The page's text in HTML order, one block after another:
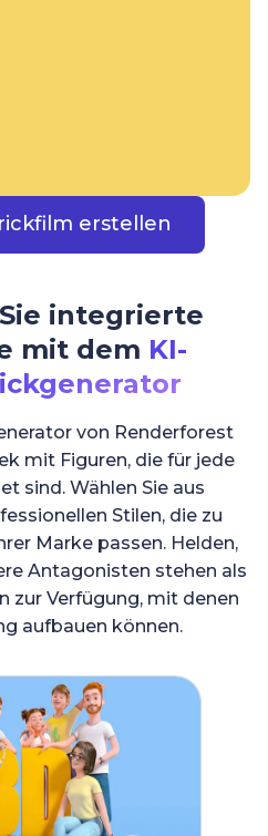
erstellen
integrierte
mit dem KI-
von Renderforest
mit Figuren, die für jede
sind. Wählen Sie aus
Stilen, die zu
Marke passen. Helden,
Antagonisten stehen als
zur Verfügung, mit denen
aufbauen können.